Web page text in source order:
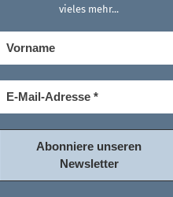
vieles mehr...